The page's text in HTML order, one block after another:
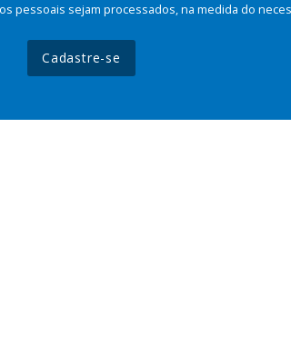
pessoais sejam processados, na medida do
Cadastre-se